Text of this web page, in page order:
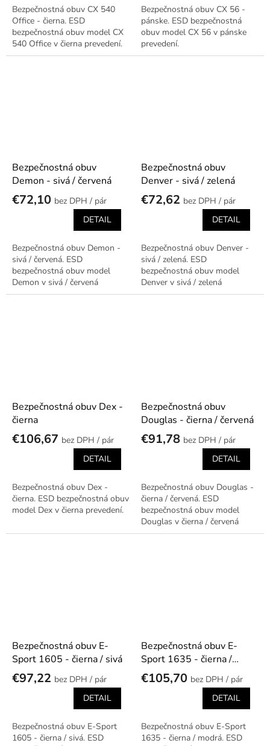
Bezpečnostná obuv CX 540
Office - čierna. ESD
bezpečnostná obuv model CX
540 Office v čierna prevedení.
Bezpečnostná obuv CX 56 -
pánske. ESD bezpečnostná
obuv model CX 56 v pánske
prevedení.
Bezpečnostná obuv
Demon - sivá / červená
€72,10
/ pár
DETAIL
Bezpečnostná obuv Demon -
sivá / červená. ESD
bezpečnostná obuv model
Demon v sivá / červená
prevedení.
Bezpečnostná obuv
Denver - sivá / zelená
€72,62
/ pár
DETAIL
Bezpečnostná obuv Denver -
sivá / zelená. ESD
bezpečnostná obuv model
Denver v sivá / zelená
prevedení.
Bezpečnostná obuv Dex -
čierna
€106,67
/ pár
DETAIL
Bezpečnostná obuv Dex -
čierna. ESD bezpečnostná obuv
model Dex v čierna prevedení.
Bezpečnostná obuv
Douglas - čierna / červená
€91,78
/ pár
DETAIL
Bezpečnostná obuv Douglas -
čierna / červená. ESD
bezpečnostná obuv model
Douglas v čierna / červená
prevedení.
Bezpečnostná obuv E-
Sport 1605 - čierna / sivá
€97,22
/ pár
DETAIL
Bezpečnostná obuv E-Sport
1605 - čierna / sivá. ESD
Bezpečnostná obuv E-
Sport 1635 - čierna /
modrá
€105,70
/ pár
DETAIL
Bezpečnostná obuv E-Sport
1635 - čierna / modrá. ESD